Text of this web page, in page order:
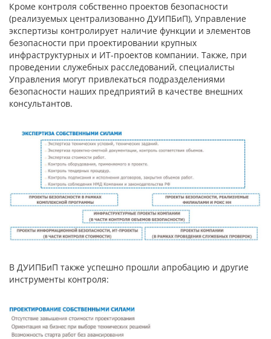
Кроме контроля собственно проектов безопасности
(реализуемых централизованно ДУИПБиП), Управление
экспертизы контролирует наличие функции и элементов
безопасности при проектировании крупных
инфраструктурных и ИТ-проектов компании. Также, при
проведении служебных расследований, специалисты
Управления могут привлекаться подразделениями
безопасности наших предприятий в качестве внешних
консультантов.
В ДУИПБиП также успешно прошли апробацию и другие
инструменты контроля: